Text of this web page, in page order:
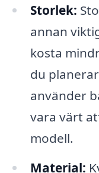
Storlek:
annan
kosta
du
använder
vara värt
modell.
Material: